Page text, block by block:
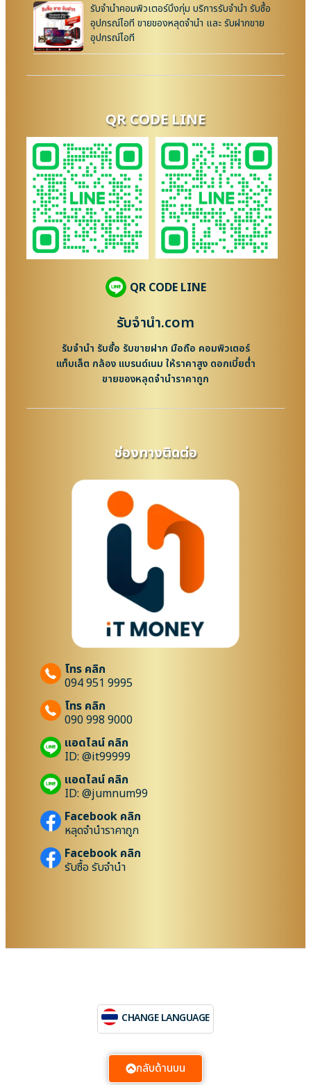
รับจำนำคอมพิวเตอร์บึงกุ่ม บริการรับจำนำ รับซื้อ
อุปกรณ์ไอที ขายของหลุดจำนำ และ รับฝากขาย
อุปกรณ์ไอที
QR CODE LINE
QR CODE LINE
รับจํานํา.com
รับจำนำ รับซื้อ รับขายฝาก มือถือ คอมพิวเตอร์
แท็บเล็ต กล้อง แบรนด์เนม ให้ราคาสูง ดอกเบี้ยต่ำ
ขายของหลุดจำนำราคาถูก
ช่องทางติดต่อ
โทร คลิก
094 951 9995
โทร คลิก
090 998 9000
แอดไลน์ คลิก
ID: @it99999
แอดไลน์ คลิก
ID: @jumnum99
Facebook คลิก
หลุดจำนำราคาถูก
Facebook คลิก
รับซื้อ รับจำนำ
CHANGE LANGUAGE
กลับด้านบน